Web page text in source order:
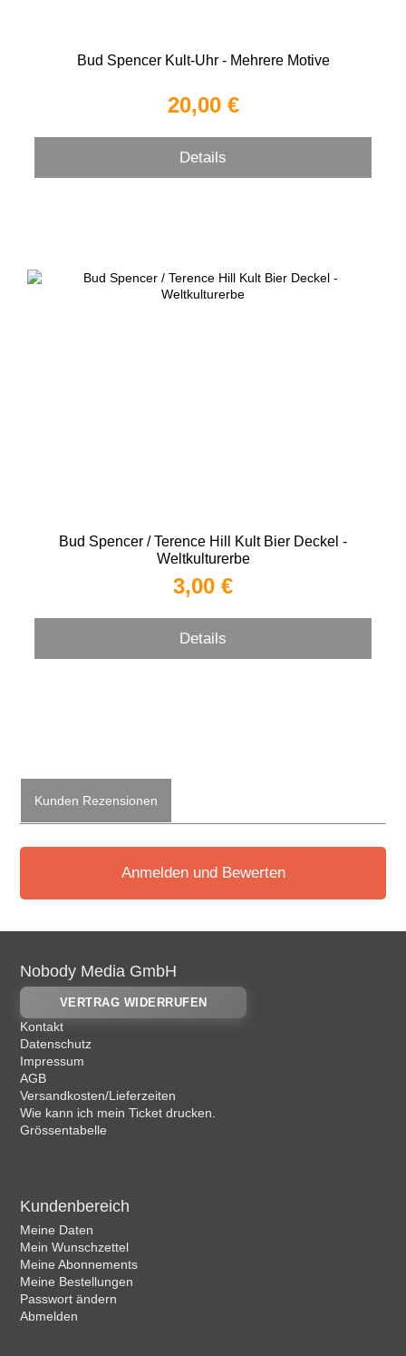
Bud Spencer Kult-Uhr - Mehrere Motive
20,00 €
Details
Bud Spencer / Terence Hill Kult Bier Deckel -
Weltkulturerbe
3,00 €
Details
Kunden Rezensionen
Anmelden und Bewerten
Nobody Media GmbH
VERTRAG WIDERRUFEN
Kontakt
Datenschutz
Impressum
AGB
Versandkosten/Lieferzeiten
Wie kann ich mein Ticket drucken.
Grössentabelle
Kundenbereich
Meine Daten
Mein Wunschzettel
Meine Abonnements
Meine Bestellungen
Passwort ändern
Abmelden